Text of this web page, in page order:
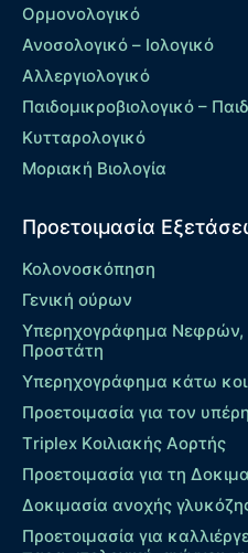
Ορμονολογικό
Ανοσολογικό – Ιολογικό
Αλλεργιολογικό
Παιδομικροβιολογικό –
Κυτταρολογικό
Μοριακή Βιολογία
Προετοιμασία
Κολονοσκόπηση
Γενική ούρων
Υπερηχογράφημα
Προστάτη
Υπερηχογράφημα κάτω
Προετοιμασία για τον
Τriplex Kοιλιακής Αορτής
Προετοιμασία για τη
Δοκιμασία ανοχής
Προετοιμασία για